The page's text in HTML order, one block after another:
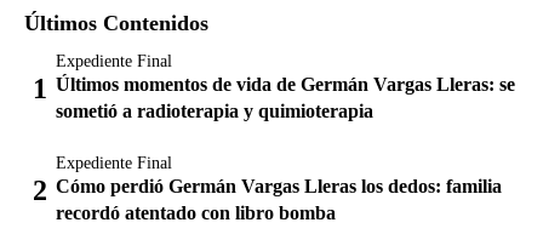
Últimos Contenidos
Expediente Final
Últimos momentos de vida de Germán Vargas Lleras: se
sometió a radioterapia y quimioterapia
Expediente Final
Cómo perdió Germán Vargas Lleras los dedos: familia
recordó atentado con libro bomba